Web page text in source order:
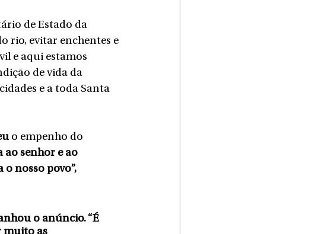
de Estado da
rio, evitar enchentes e
e aqui estamos
de vida da
e a toda Santa
o empenho do
ao senhor e ao
nosso povo”,
o anúncio. “É